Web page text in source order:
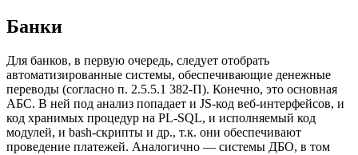
Банки
Для банков, в первую очередь, следует отобрать
автоматизированные системы, обеспечивающие денежные
переводы (согласно п. 2.5.5.1 382-П). Конечно, это основная
АБС. В ней под анализ попадает и JS-код веб-интерфейсов, и
код хранимых процедур на PL-SQL, и исполняемый код
модулей, и bash-скрипты и др., т.к. они обеспечивают
проведение платежей. Аналогично — системы ДБО, в том